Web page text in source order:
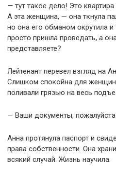
— тут такое дело! Это
А эта женщина, — она ткнула
но она его обманом окрутила
просто пришла проведать, а
представляете?
Лейтенант перевел взгляд на
Слишком спокойна для
поливали грязью на весь
— Ваши документы,
Анна протянула паспорт и
права собственности. Она
всякий случай. Жизнь научила.